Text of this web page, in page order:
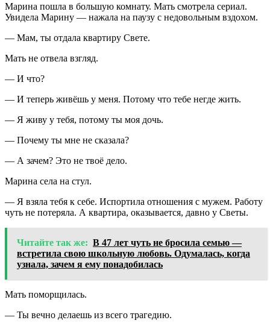
Марина пошла в большую комнату. Мать смотрела сериал.
Увидела Марину — нажала на паузу с недовольным вздохом.
— Мам, ты отдала квартиру Свете.
Мать не отвела взгляд.
— И что?
— И теперь живёшь у меня. Потому что тебе негде жить.
— Я живу у тебя, потому ты моя дочь.
— Почему ты мне не сказала?
— А зачем? Это не твоё дело.
Марина села на стул.
— Я взяла тебя к себе. Испортила отношения с мужем. Работу
чуть не потеряла. А квартира, оказывается, давно у Светы.
Читайте так же: В 47 лет чуть не бросила семью —
встретила свою школьную любовь. Одумалась, когда
узнала, зачем я ему понадобилась
Мать поморщилась.
— Ты вечно делаешь из всего трагедию.